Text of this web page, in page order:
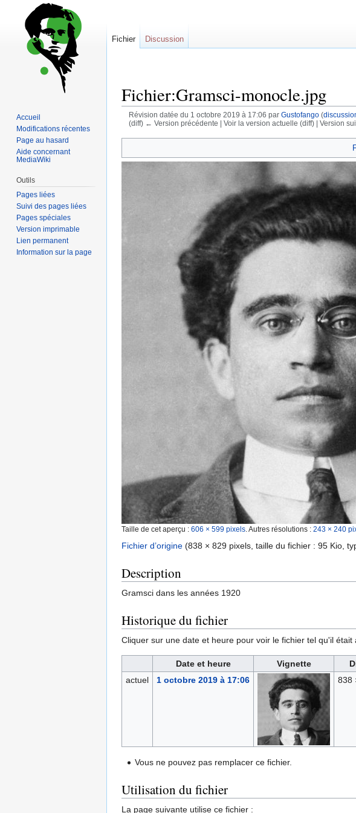
Fichier:Gramsci-monocle.jpg
Révision datée du 1 octobre 2019 à 17:06 par Gustofango (
(diff) ← Version précédente | Voir la version actuelle (diff) | Version
à
à
Taille de cet aperçu : 606 × 599 pixels Autres résolutions : 243 × 240
Fichier d’origine (838 × 829 pixels, taille du fichier : 95 Kio,
Description
Gramsci dans les années 1920
Historique du fichier
Cliquer sur une date et heure pour voir le fichier tel qu'il était
Date et heure Vignette
actuel
1 octobre 2019 à 17:06 838
Vous ne pouvez pas remplacer ce fichier.
Utilisation du fichier
La page suivante utilise ce fichier :
Fichier Discussion
Accueil
Modifications récentes
Page au hasard
Aide concernant
MediaWiki
Outils
Pages liées
Suivi des pages liées
Pages spéciales
Version imprimable
Lien permanent
Information sur la page